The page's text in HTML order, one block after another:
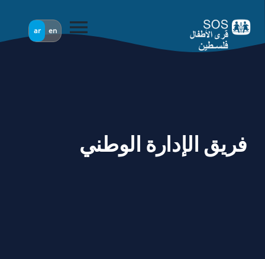
menu
en
ar
فريق الإدارة الوطني